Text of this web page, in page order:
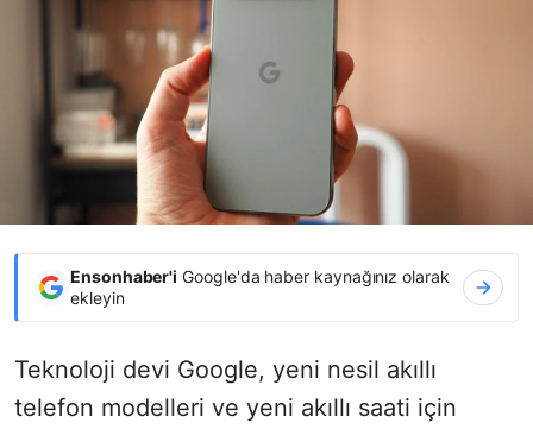
Ensonhaber'i Google'da haber kaynağınız olarak
ekleyin
Teknoloji devi Google, yeni nesil akıllı
telefon modelleri ve yeni akıllı saati için